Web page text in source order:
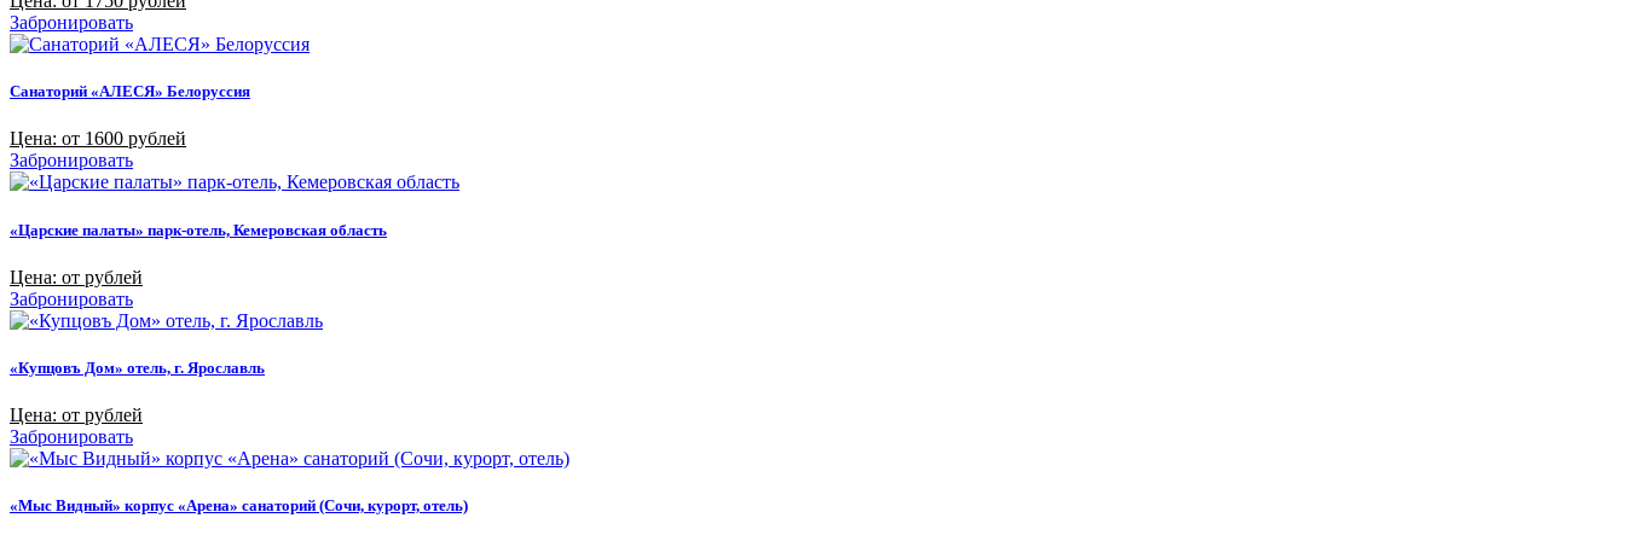
Забронировать
Санаторий «АЛЕСЯ» Белоруссия
Цена: от 1600 рублей
Забронировать
«Царские палаты» парк-отель, Кемеровская область
Цена: от рублей
Забронировать
«Купцовъ Дом» отель, г. Ярославль
Цена: от рублей
Забронировать
«Мыс Видный» корпус «Арена» санаторий (Сочи, курорт, отель)